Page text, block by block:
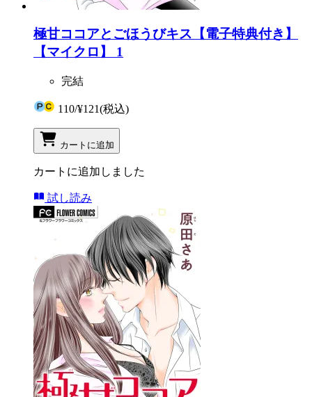
極甘ココアとごほうびキス【電子特典付き】
【マイクロ】 1
完結
110/¥121(税込)
カートに追加
カートに追加しました
試し読み